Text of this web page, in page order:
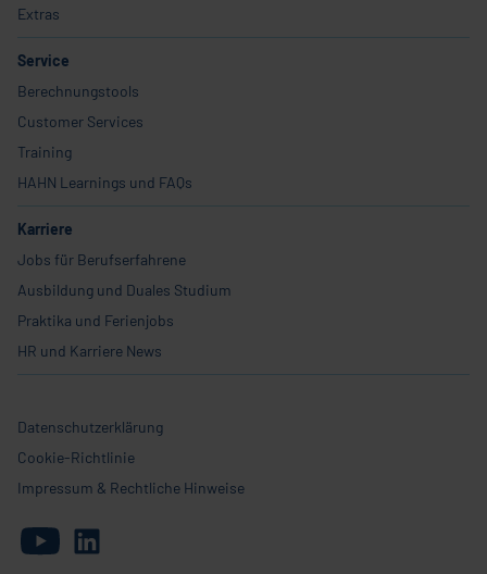
Extras
Service
Berechnungstools
Customer Services
Training
HAHN Learnings und FAQs
Karriere
Jobs für Berufserfahrene
Ausbildung und Duales Studium
Praktika und Ferienjobs
HR und Karriere News
Datenschutzerklärung
Cookie-Richtlinie
Impressum & Rechtliche Hinweise